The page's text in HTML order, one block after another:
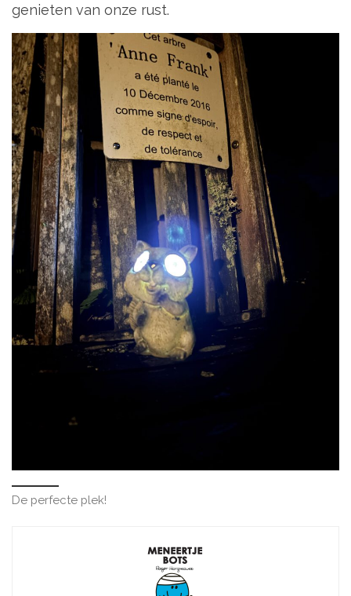
genieten van onze rust.
De perfecte plek!